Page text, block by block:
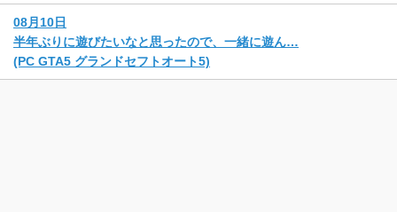
08月10日
半年ぶりに遊びたいなと思ったので、一緒に遊ん…
(PC GTA5 グランドセフトオート5)